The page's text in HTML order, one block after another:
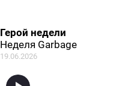
Герой недели
Неделя Garbage
19.06.2026